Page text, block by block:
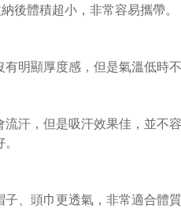
後體積超小，非常容易攜帶。
明顯厚度感，但是氣溫低時
汗，但是吸汗效果佳，並不
、頭巾更透氣，非常適合體